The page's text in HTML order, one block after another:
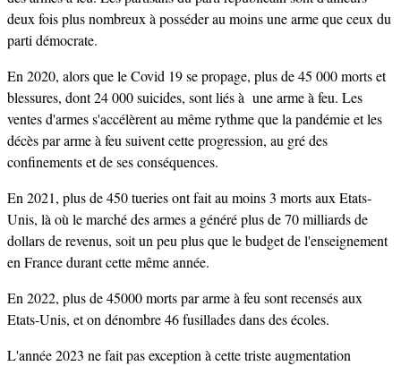
deux fois plus nombreux à posséder au moins une arme que ceux du
parti démocrate.
En 2020, alors que le Covid 19 se propage, plus de 45 000 morts et
blessures, dont 24 000 suicides, sont liés à une arme à feu. Les
ventes d'armes s'accélèrent au même rythme que la pandémie et les
décès par arme à feu suivent cette progression, au gré des
confinements et de ses conséquences.
En 2021, plus de 450 tueries ont fait au moins 3 morts aux Etats-
Unis, là où le marché des armes a généré plus de 70 milliards de
dollars de revenus, soit un peu plus que le budget de l'enseignement
en France durant cette même année.
En 2022, plus de 45000 morts par arme à feu sont recensés aux
Etats-Unis, et on dénombre 46 fusillades dans des écoles.
L'année 2023 ne fait pas exception à cette triste augmentation